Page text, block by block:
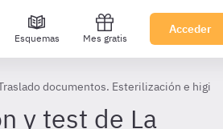
Esquemas Mes gratis
Acceder
documentos. Esterilización e
y test de La